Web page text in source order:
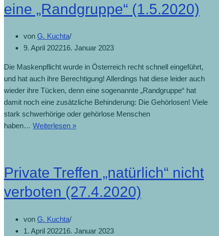
eine „Randgruppe“ (1.5.2020)
von G. Kuchta
9. April 202216. Januar 2023
Die Maskenpflicht wurde in Österreich recht schnell eingeführt,
und hat auch ihre Berechtigung! Allerdings hat diese leider auch
wieder ihre Tücken, denn eine sogenannte „Randgruppe“ hat
damit noch eine zusätzliche Behinderung: Die Gehörlosen! Viele
stark schwerhörige oder gehörlose Menschen
haben… Weiterlesen »
Private Treffen „natürlich“ nicht
verboten (27.4.2020)
von G. Kuchta
1. April 202216. Januar 2023